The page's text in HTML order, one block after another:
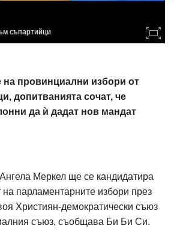
съпартийци
на провинциални избори от
допитванията сочат, че
да ѝ дадат нов мандат
Меркел ще се кандидатира
на парламентарните избори през
Християн-демократически съюз
съюз, съобщава Би Би Си.